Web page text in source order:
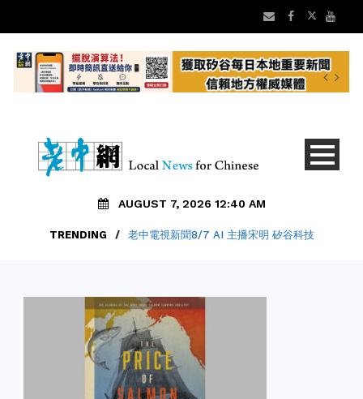
AUGUST 7, 2026 12:40 AM
TRENDING / 老中電視新聞8/7 AI 主播宋明 矽谷科技
TRENDING 美國亞洲文化及食品大展8/15起舉行